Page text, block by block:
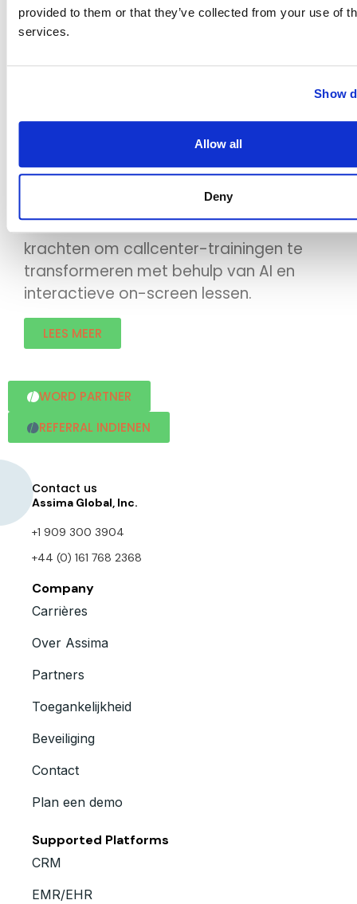
provided to them or that they’ve collected from your use of
services.
Show
Allow all
Deny
combineren met interactieve labs.
Hiermee transformeren we enterprise-
kunnen toepassen.
LEES MEER
Assima en Call Simulator™ bundelen hun
krachten om callcenter-trainingen te
transformeren met behulp van AI en
interactieve on-screen lessen.
LEES MEER
WORD PARTNER
REFERRAL INDIENEN
Contact us
Assima Global, Inc.
+1 909 300 3904
+44 (0) 161 768 2368
Company
Carrières
Over Assima
Partners
Toegankelijkheid
Beveiliging
Contact
Plan een demo
Supported Platforms
CRM
EMR/EHR